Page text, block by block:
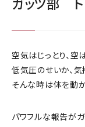
空気はじっとり、空
低気圧のせいか、気
そんな時は体を動
パワフルな報告がガ